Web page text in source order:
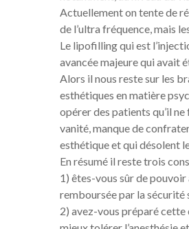
Actuellement on tente de
de l’ultra fréquence, mais
Le lipofilling qui est
avancée majeure qui avait
Alors il nous reste sur les
esthétiques en matière
opérer des patients qu’il
vanité, manque de
esthétique et qui désolent
En résumé il reste trois
1) êtes-vous sûr de
remboursée par la sécurité
2) avez-vous préparé cette